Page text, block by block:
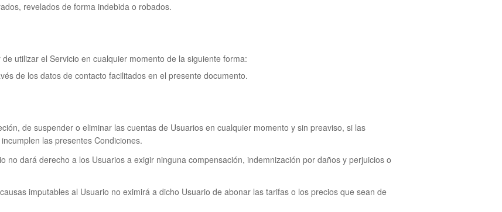
revelados de forma indebida o robados.
utilizar el Servicio en cualquier momento de la siguiente forma:
de los datos de contacto facilitados en el presente documento.
de suspender o eliminar las cuentas de Usuarios en cualquier momento y sin preaviso, si las
las presentes Condiciones.
no dará derecho a los Usuarios a exigir ninguna compensación, indemnización por daños y perjuicios o
imputables al Usuario no eximirá a dicho Usuario de abonar las tarifas o los precios que sean de